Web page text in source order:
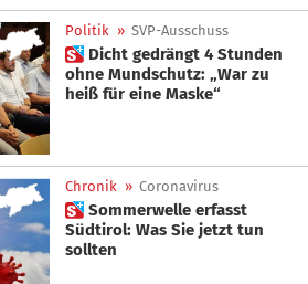
Politik » SVP-Ausschuss
 Dicht gedrängt 4 Stunden
ohne Mundschutz: „War zu
heiß für eine Maske“
Chronik » Coronavirus
 Sommerwelle erfasst
Südtirol: Was Sie jetzt tun
sollten